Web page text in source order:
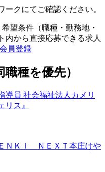
クにてご確認ください。
希望条件（職種・勤務地・
内から直接応募できる求人
員登録
種を優先）
導員 社会福祉法人カメリ
ス』
ＮＫＩ ＮＥＸＴ本庄けや